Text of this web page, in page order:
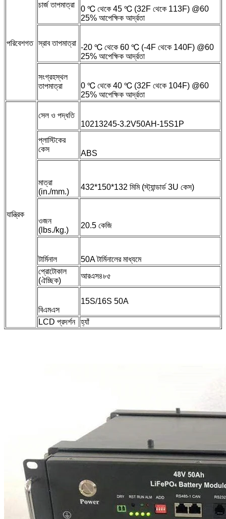
পরিবেশগত
চার্জ তাপমাত্রা
0 ℃ থেকে 45 ℃ (32F থেকে 113F) @60
25% আপেক্ষিক আর্দ্রতা
স্রাব তাপমাত্রা -20 ℃ থেকে 60 ℃ (-4F থেকে 140F) @60
25% আপেক্ষিক আর্দ্রতা
সংগ্রহস্থল
তাপমাত্রা
0 ℃ থেকে 40 ℃ (32F থেকে 104F) @60
25% আপেক্ষিক আর্দ্রতা
যান্ত্রিক
সেল ও পদ্ধতি
10213245-3.2V50AH-15S1P
প্লাস্টিকের
কেস
ABS
মাত্রা
(in./mm.)
432*150*132 মিমি (স্ট্যান্ডার্ড 3U কেস)
ওজন
(lbs./kg.)
20.5 কেজি
টার্মিনাল
50A টার্মিনালের মাধ্যমে
প্রোটোকাল
(ঐচ্ছিক)
আরএস৪৮৫
বিএমএস
15S/16S 50A
LCD প্রদর্শন হ্যাঁ